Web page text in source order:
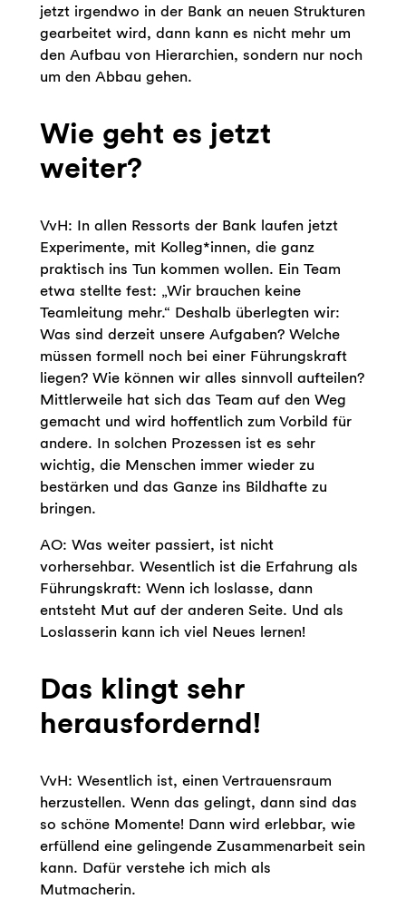
jetzt irgendwo in der Bank an neuen Strukturen
gearbeitet wird, dann kann es nicht mehr um
den Aufbau von Hierarchien, sondern nur noch
um den Abbau gehen.
Wie geht es jetzt
weiter?
VvH: In allen Ressorts der Bank laufen jetzt
Experimente, mit Kolleg*innen, die ganz
praktisch ins Tun kommen wollen. Ein Team
etwa stellte fest: „Wir brauchen keine
Teamleitung mehr.“ Deshalb überlegten wir:
Was sind derzeit unsere Aufgaben? Welche
müssen formell noch bei einer Führungskraft
liegen? Wie können wir alles sinnvoll aufteilen?
Mittlerweile hat sich das Team auf den Weg
gemacht und wird hoffentlich zum Vorbild für
andere. In solchen Prozessen ist es sehr
wichtig, die Menschen immer wieder zu
bestärken und das Ganze ins Bildhafte zu
bringen.
AO: Was weiter passiert, ist nicht
vorhersehbar. Wesentlich ist die Erfahrung als
Führungskraft: Wenn ich loslasse, dann
entsteht Mut auf der anderen Seite. Und als
Loslasserin kann ich viel Neues lernen!
Das klingt sehr
herausfordernd!
VvH: Wesentlich ist, einen Vertrauensraum
herzustellen. Wenn das gelingt, dann sind das
so schöne Momente! Dann wird erlebbar, wie
erfüllend eine gelingende Zusammenarbeit sein
kann. Dafür verstehe ich mich als
Mutmacherin.